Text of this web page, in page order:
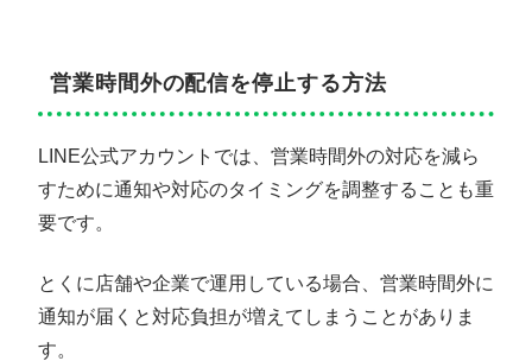
営業時間外の配信を停止する方法
LINE公式アカウントでは、営業時間外の対応を減ら
すために通知や対応のタイミングを調整することも重
要です。
とくに店舗や企業で運用している場合、営業時間外に
通知が届くと対応負担が増えてしまうことがありま
す。